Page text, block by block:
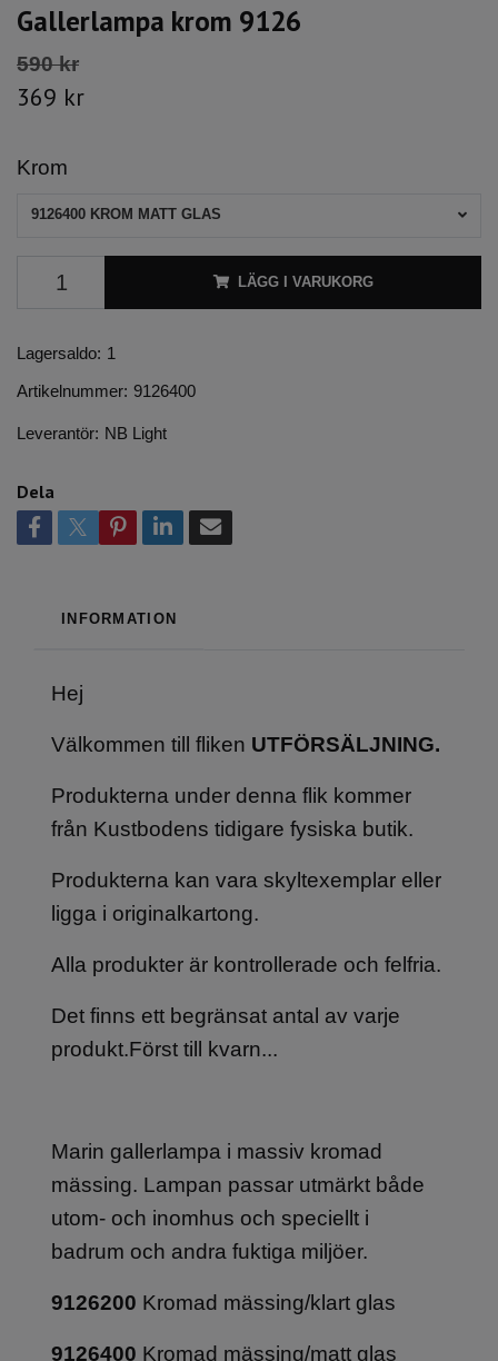
Gallerlampa krom 9126
590 kr
369 kr
Krom
9126400 KROM MATT GLAS
LÄGG I VARUKORG
Lagersaldo: 1
Artikelnummer: 9126400
Leverantör: NB Light
Dela
INFORMATION
Hej
Välkommen till fliken UTFÖRSÄLJNING.
Produkterna under denna flik kommer
från Kustbodens tidigare fysiska butik.
Produkterna kan vara skyltexemplar eller
ligga i originalkartong.
Alla produkter är kontrollerade och felfria.
Det finns ett begränsat antal av varje
produkt.Först till kvarn...
Marin gallerlampa i massiv kromad
mässing. Lampan passar utmärkt både
utom- och inomhus och speciellt i
badrum och andra fuktiga miljöer.
9126200 Kromad mässing/klart glas
9126400 Kromad mässing/matt glas